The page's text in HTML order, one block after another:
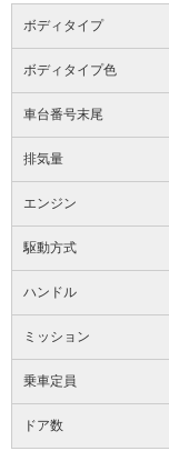
ボディタイプ
ボディタイプ色
車台番号末尾
排気量
エンジン
駆動方式
ハンドル
ミッション
乗車定員
ドア数